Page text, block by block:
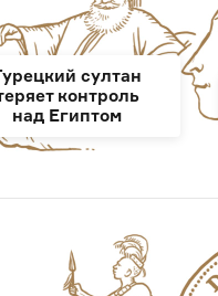
султан
контроль
над Египтом